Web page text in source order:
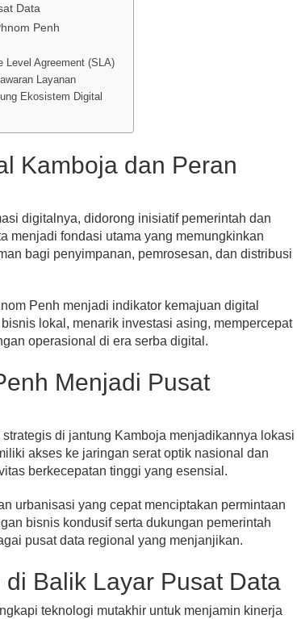
Data
Penh
Level Agreement (SLA)
Layanan
Ekosistem Digital
Kamboja dan Peran
digitalnya, didorong inisiatif pemerintah dan
menjadi fondasi utama yang memungkinkan
bagi penyimpanan, pemrosesan, dan distribusi
Penh menjadi indikator kemajuan digital
lokal, menarik investasi asing, mempercepat
operasional di era serba digital.
Menjadi Pusat
di jantung Kamboja menjadikannya lokasi
akses ke jaringan serat optik nasional dan
berkecepatan tinggi yang esensial.
urbanisasi yang cepat menciptakan permintaan
bisnis kondusif serta dukungan pemerintah
pusat data regional yang menjanjikan.
Balik Layar Pusat Data
teknologi mutakhir untuk menjamin kinerja